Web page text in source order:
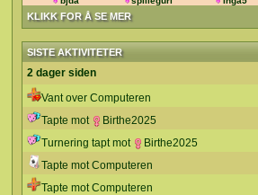
KLIKK FOR Å SE MER
SISTE AKTIVITETER
2 dager siden
Vant over Computeren
Tapte mot
Birthe2025
Turnering tapt mot
Birthe2025
Tapte mot Computeren
Tapte mot Computeren